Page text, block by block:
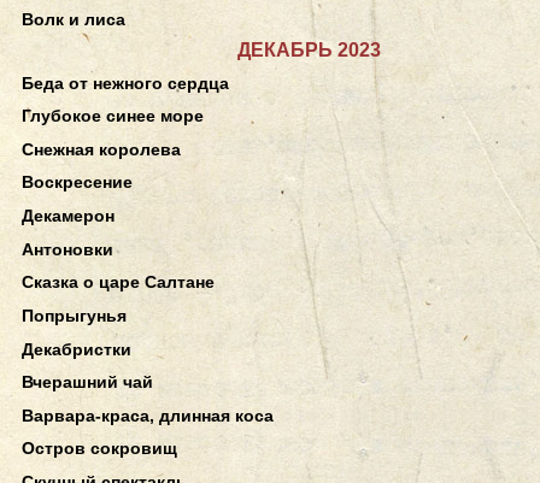
Волк и лиса
ДЕКАБРЬ 2023
Беда от нежного сердца
Глубокое синее море
Снежная королева
Воскресение
Декамерон
Антоновки
Сказка о царе Салтане
Попрыгунья
Декабристки
Вчерашний чай
Варвара-краса, длинная коса
Остров сокровищ